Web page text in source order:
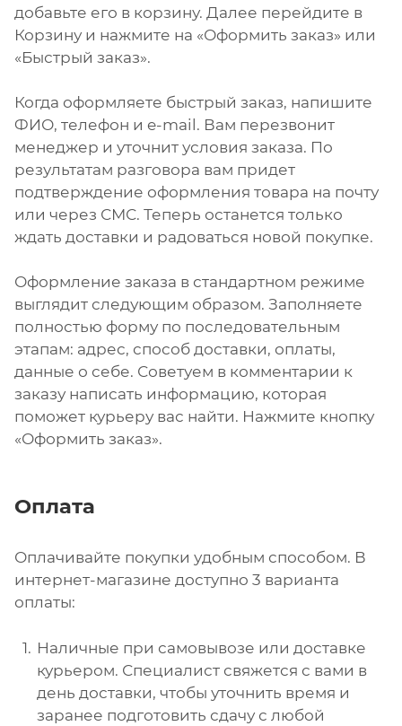
добавьте его в корзину. Далее перейдите в
Корзину и нажмите на «Оформить заказ» или
«Быстрый заказ».
Когда оформляете быстрый заказ, напишите
ФИО, телефон и e-mail. Вам перезвонит
менеджер и уточнит условия заказа. По
результатам разговора вам придет
подтверждение оформления товара на почту
или через СМС. Теперь останется только
ждать доставки и радоваться новой покупке.
Оформление заказа в стандартном режиме
выглядит следующим образом. Заполняете
полностью форму по последовательным
этапам: адрес, способ доставки, оплаты,
данные о себе. Советуем в комментарии к
заказу написать информацию, которая
поможет курьеру вас найти. Нажмите кнопку
«Оформить заказ».
Оплата
Оплачивайте покупки удобным способом. В
интернет-магазине доступно 3 варианта
оплаты:
Наличные при самовывозе или доставке
курьером. Специалист свяжется с вами в
день доставки, чтобы уточнить время и
заранее подготовить сдачу с любой